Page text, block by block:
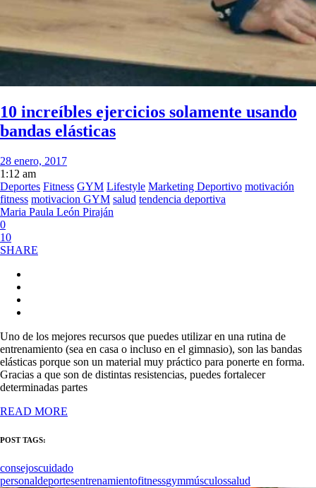
10 increíbles ejercicios solamente usando
bandas elásticas
28 enero, 2017
1:12 am
Deportes Fitness GYM Lifestyle Marketing Deportivo motivación
fitness motivacion GYM salud tendencia deportiva
Maria Paula León Piraján
0
10
SHARE
Uno de los mejores recursos que puedes utilizar en una rutina de
entrenamiento (sea en casa o incluso en el gimnasio), son las bandas
elásticas porque son un material muy práctico para ponerte en forma.
Gracias a que son de distintas resistencias, puedes fortalecer
determinadas partes
READ MORE
POST TAGS:
consejoscuidado
personaldeportesentrenamientofitnessgymmúsculossalud